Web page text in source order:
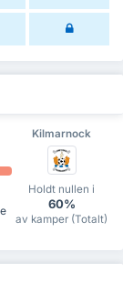
Kilmarnock
Holdt nullen i
60%
av kamper (Totalt)